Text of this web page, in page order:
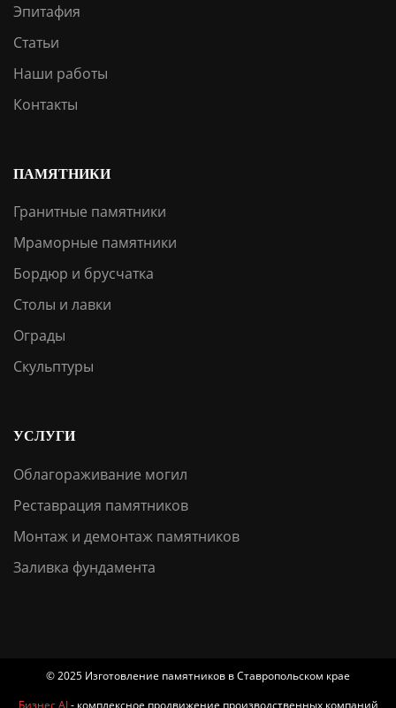
Эпитафия
Статьи
Наши работы
Контакты
ПАМЯТНИКИ
Гранитные памятники
Мраморные памятники
Бордюр и брусчатка
Столы и лавки
Ограды
Скульптуры
УСЛУГИ
Облагораживание могил
Реставрация памятников
Монтаж и демонтаж памятников
Заливка фундамента
© 2025 Изготовление памятников в Ставропольском крае